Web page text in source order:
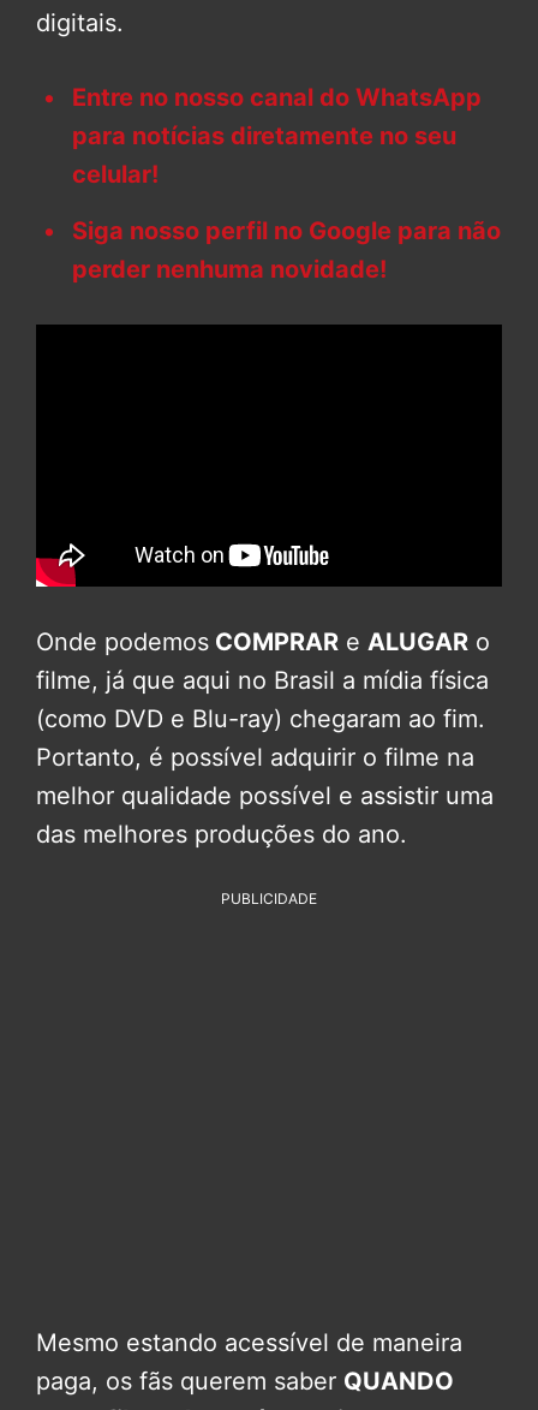
digitais.
Entre no nosso canal do WhatsApp
para notícias diretamente no seu
celular!
Siga nosso perfil no Google para não
perder nenhuma novidade!
Onde podemos COMPRAR e ALUGAR o
filme, já que aqui no Brasil a mídia física
(como DVD e Blu-ray) chegaram ao fim.
Portanto, é possível adquirir o filme na
melhor qualidade possível e assistir uma
das melhores produções do ano.
PUBLICIDADE
Mesmo estando acessível de maneira
paga, os fãs querem saber QUANDO